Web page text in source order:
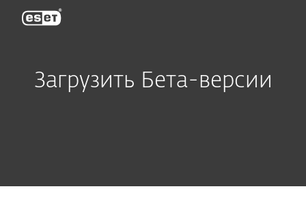
Загрузить Бета-версии
ESET